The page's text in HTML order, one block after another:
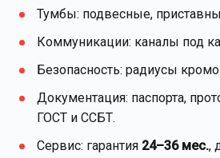
Тумбы: подвесные,
Коммуникации: каналы под
Безопасность: радиусы
Документация: паспорта,
ГОСТ и ССБТ.
Сервис: гарантия 24–36 мес.,